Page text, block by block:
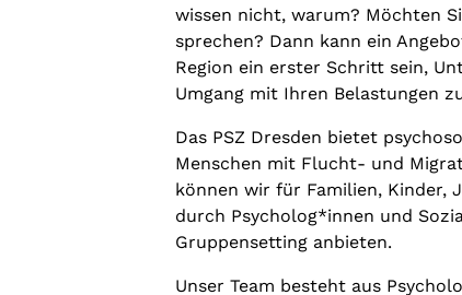
wissen nicht, warum? Möchten
sprechen? Dann kann ein
Region ein erster Schritt sein,
Umgang mit Ihren Belastungen
Das PSZ Dresden bietet
Menschen mit Flucht- und
können wir für Familien, Kinder,
durch Psycholog*innen und
Gruppensetting anbieten.
Unser Team besteht aus